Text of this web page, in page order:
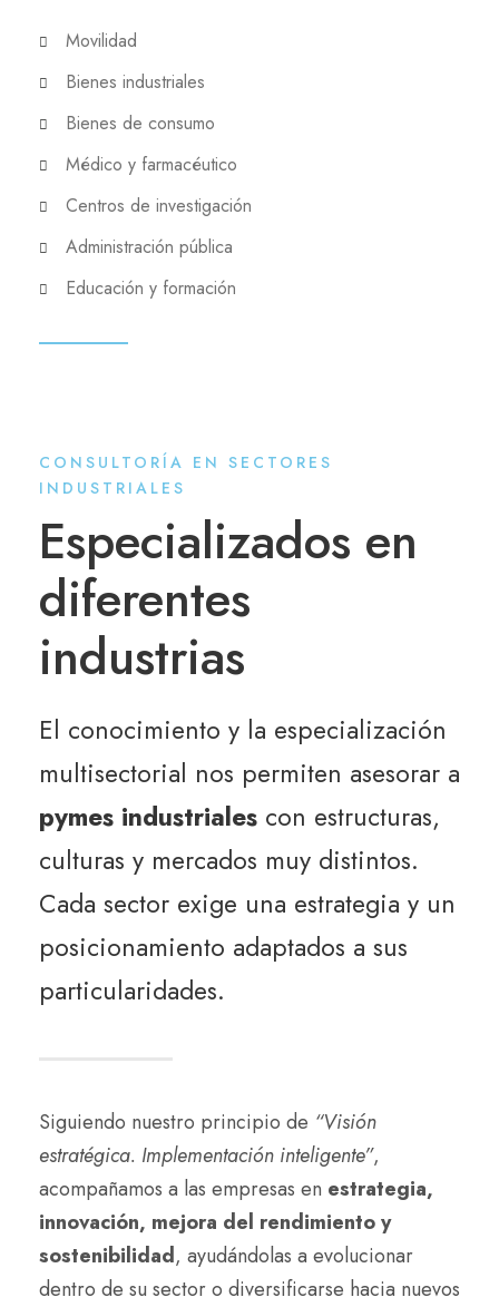
Movilidad
Bienes industriales
Bienes de consumo
Médico y farmacéutico
Centros de investigación
Administración pública
Educación y formación
CONSULTORÍA EN SECTORES
INDUSTRIALES
Especializados en
diferentes
industrias
El conocimiento y la especialización
multisectorial nos permiten asesorar a
pymes industriales con estructuras,
culturas y mercados muy distintos.
Cada sector exige una estrategia y un
posicionamiento adaptados a sus
particularidades.
Siguiendo nuestro principio de “Visión
estratégica. Implementación inteligente”,
acompañamos a las empresas en estrategia,
innovación, mejora del rendimiento y
sostenibilidad, ayudándolas a evolucionar
dentro de su sector o diversificarse hacia nuevos